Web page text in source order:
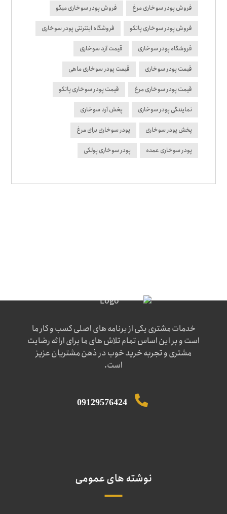
فروش پودر سوخاری مرغ فروش پودر سوخاری میگو
فروش پودر سوخاری پانکو فروشگاه اینترنتی پودر سوخاری
فروشگاه پودر سوخاری قیمت آرد سوخاری
قیمت پودر سوخاری قیمت پودر سوخاری ماهی
قیمت پودر سوخاری مرغ قیمت پودر سوخاری پانکو
نمایندگی پودر سوخاری پخش آرد سوخاری
پخش پودر سوخاری پودر سوخاری برای مرغ
پودر سوخاری عمده پودر سوخاری پولکی
خدمات مشتری یکی از برنامه های اصلی کسب و کار ما
است و بر این اساس تمام تلاش های ما برای ارائه رضایت
مشتری و تجربه خرید خوب در ذهن مشتریان عزیز
است.
09129576424
نوشته های عمومی